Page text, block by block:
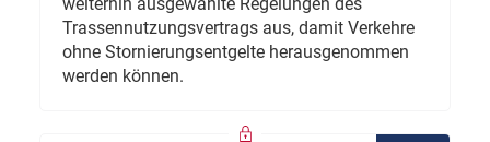
Trassennutzungsvertrags aus, damit Verkehre
ohne Stornierungsentgelte herausgenommen
werden können.